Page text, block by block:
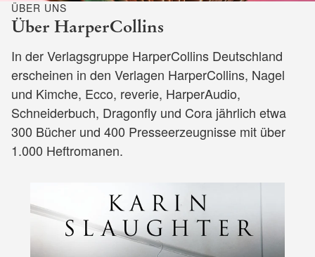
ÜBER UNS
Über HarperCollins
In der Verlagsgruppe HarperCollins Deutschland
erscheinen in den Verlagen HarperCollins, Nagel
und Kimche, Ecco, reverie, HarperAudio,
Schneiderbuch, Dragonfly und Cora jährlich etwa
300 Bücher und 400 Presseerzeugnisse mit über
1.000 Heftromanen.